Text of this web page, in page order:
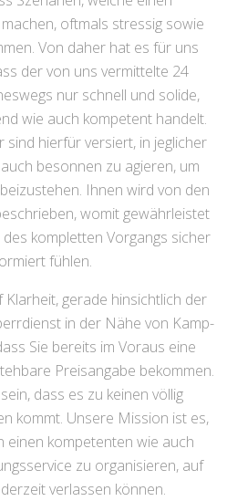
oftmals stressig sowie
Von daher hat es für uns
der von uns vermittelte 24
nur schnell und solide,
wie auch kompetent handelt.
hierfür versiert, in jeglicher
besonnen zu agieren, um
Ihnen wird von den
womit gewährleistet
kompletten Vorgangs sicher
fühlen.
gerade hinsichtlich der
in der Nähe von Kamp-
Sie bereits im Voraus eine
Preisangabe bekommen.
dass es zu keinen völlig
kommt. Unsere Mission ist es,
einen kompetenten wie auch
zu organisieren, auf
verlassen können.